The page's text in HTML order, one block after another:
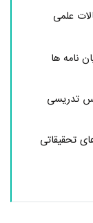
علمی
نامه ها
تدریسی
تحقیقاتی